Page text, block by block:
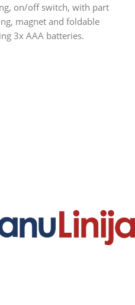
on/off switch, with part
magnet and foldable
3x AAA batteries.